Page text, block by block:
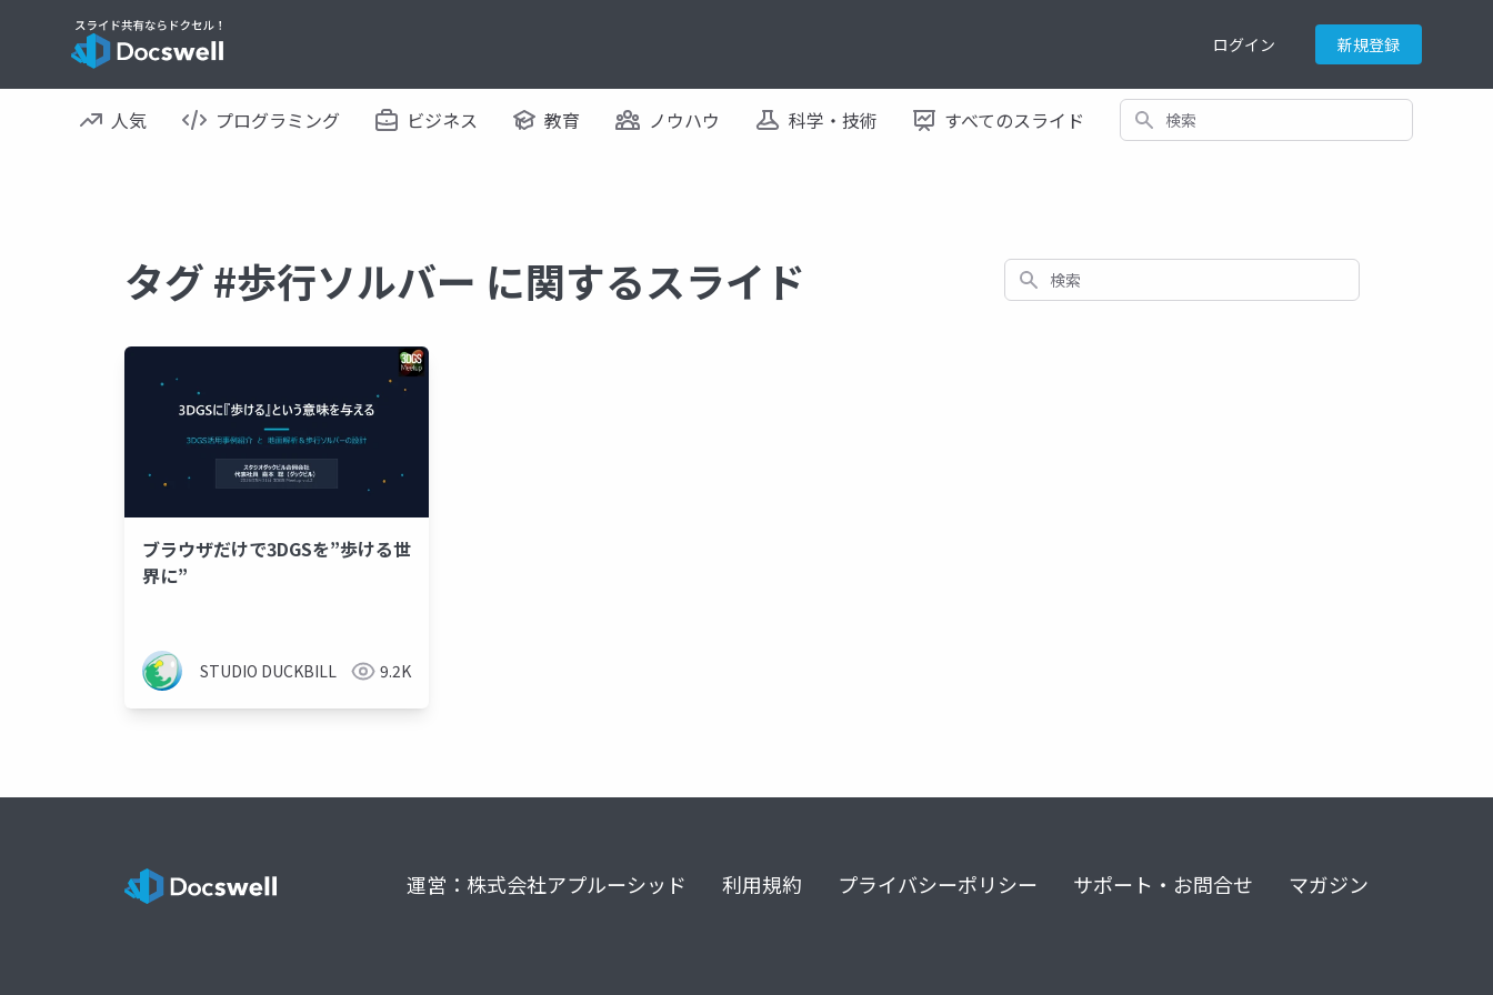
ログイン 新規登録
人気 プログラミング ビジネス 教育 ノウハウ 科学・技術 すべてのスライド 検索
タグ #歩行ソルバー に関するスライド 検索
ブラウザだけで3DGSを”歩ける世
界に”
STUDIO DUCKBILL 9.2K
運営：株式会社アプルーシッド 利用規約 プライバシーポリシー サポート・お問合せ マガジン